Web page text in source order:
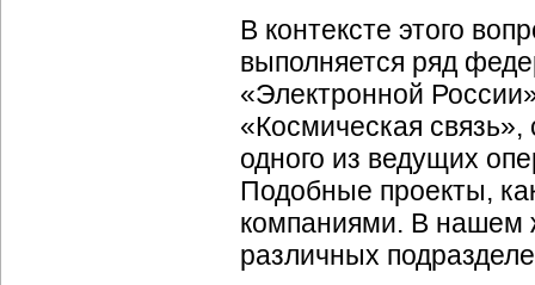
В контексте этого
выполняется ряд
«Электронной
«Космическая
одного из ведущих
Подобные проекты,
компаниями. В нашем
различных